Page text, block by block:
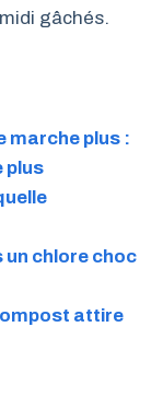
gâchés.
marche plus :
plus
un chlore choc
attire